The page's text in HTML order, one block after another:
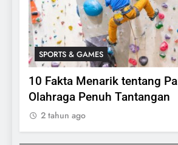
SPORTS & GAMES
10 Fakta Menarik tentang
Olahraga Penuh Tantangan
2 tahun ago